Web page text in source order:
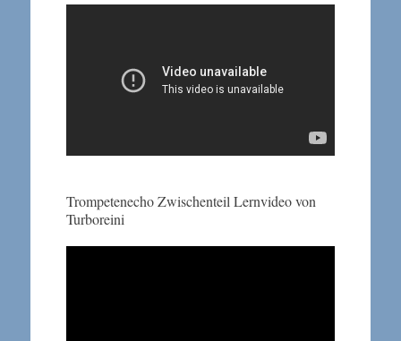
Trompetenecho Zwischenteil Lernvideo von
Turboreini